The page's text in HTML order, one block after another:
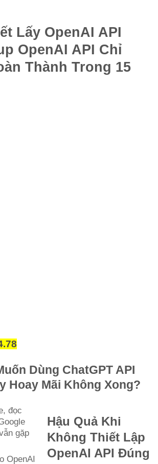
Lấy OpenAI API
OpenAI API Chỉ
Thành Trong 15
Dùng ChatGPT API
Hoay Mãi Không Xong?
đọc
gặp
OpenAI
Hậu Quả Khi
Không Thiết Lập
OpenAI API Đúng